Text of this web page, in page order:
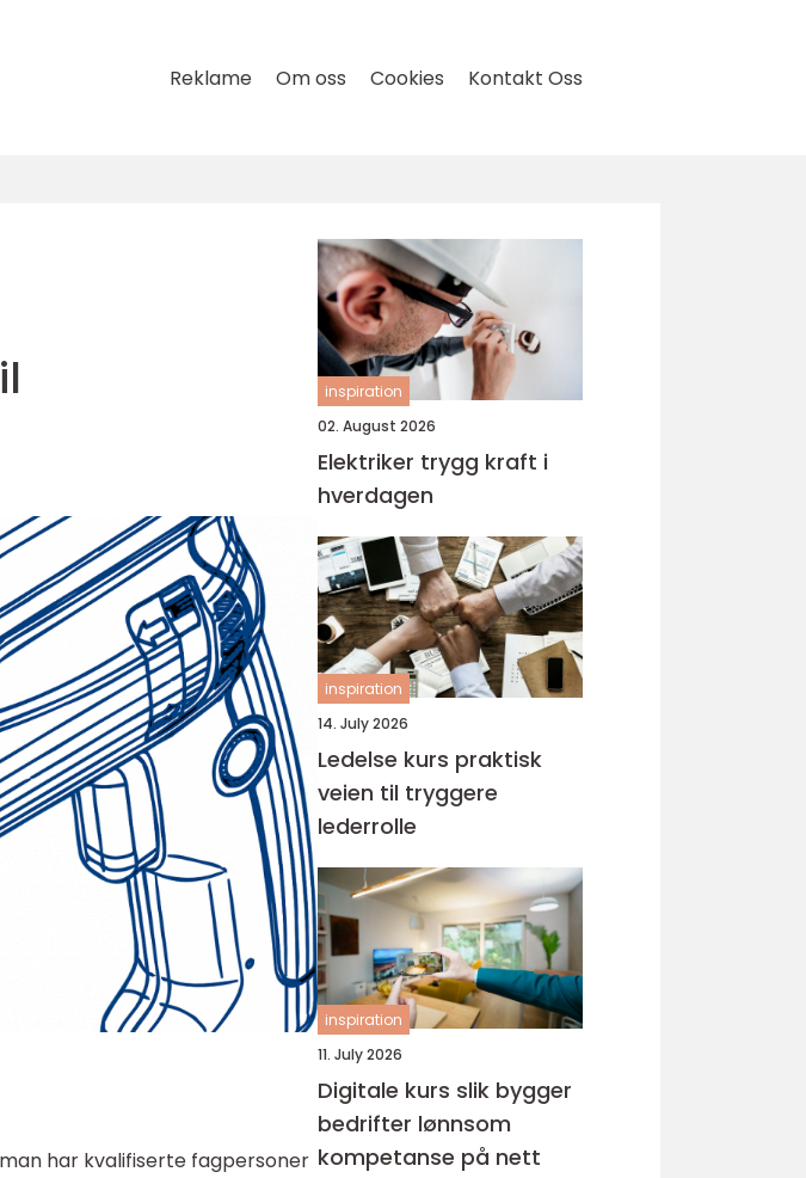
Reklame Om oss Cookies Kontakt Oss
har kvalifiserte fagpersoner
inspiration
02. August 2026
Elektriker trygg kraft i
hverdagen
inspiration
14. July 2026
Ledelse kurs praktisk
veien til tryggere
lederrolle
inspiration
11. July 2026
Digitale kurs slik bygger
bedrifter lønnsom
kompetanse på nett